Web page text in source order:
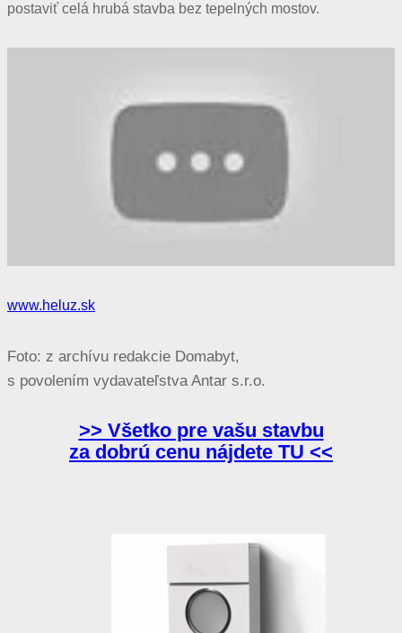
postaviť celá hrubá stavba bez tepelných mostov.
www.heluz.sk
Foto: z archívu redakcie Domabyt,
s povolením vydavateľstva Antar s.r.o.
>> Všetko pre vašu stavbu
za dobrú cenu nájdete TU <<